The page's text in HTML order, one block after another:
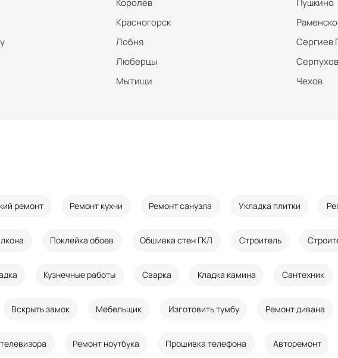
Королев
Красногорск
Лобня
Люберцы
Мытищи
Пушкино
Сергиев
Серпухов
Чехов
ремонт Ремонт кухни Ремонт санузла Укладка плитки
Поклейка обоев Обшивка стен ГКЛ Строитель
Кузнечные работы Сварка Кладка камина Сантехник
Вскрыть замок Мебельщик Изготовить тумбу Ремонт дивана
Ремонт ноутбука Прошивка телефона Авторемонт